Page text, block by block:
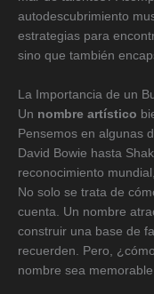
autodescubrimiento
estrategias para
sino que también
La Importancia de un
Un nombre artístico
Pensemos en algunas
David Bowie hasta
reconocimiento
No solo se trata de
cuenta. Un nombre
construir una base de
recuerden. Pero,
nombre sea